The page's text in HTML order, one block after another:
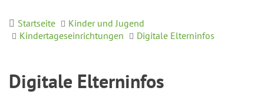
Startseite
Kinder und Jugend
Kindertageseinrichtungen
Digitale Elterninfos
Digitale Elterninfos